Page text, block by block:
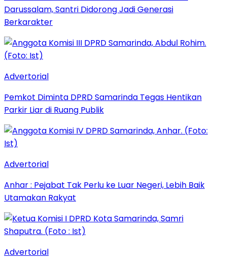
Darussalam, Santri Didorong Jadi Generasi
Berkarakter
Advertorial
Pemkot Diminta DPRD Samarinda Tegas Hentikan
Parkir Liar di Ruang Publik
Advertorial
Anhar : Pejabat Tak Perlu ke Luar Negeri, Lebih Baik
Utamakan Rakyat
Advertorial